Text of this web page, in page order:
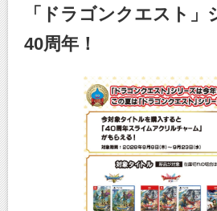
「ドラゴンクエスト
40周年！